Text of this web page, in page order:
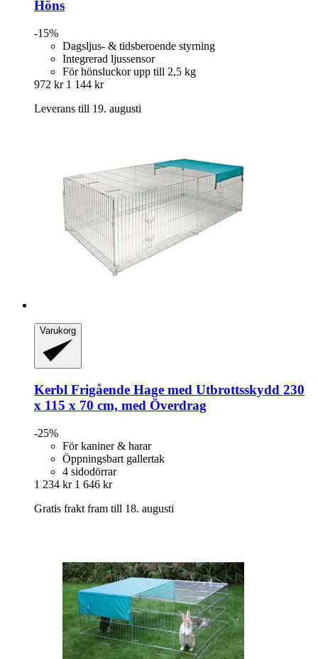
Höns
-15%
Dagsljus- & tidsberoende styrning
Integrerad ljussensor
För hönsluckor upp till 2,5 kg
972 kr 1 144 kr
Leverans till 19. augusti
Varukorg
Kerbl Frigående Hage med Utbrottsskydd 230
x 115 x 70 cm, med Överdrag
-25%
För kaniner & harar
Öppningsbart gallertak
4 sidodörrar
1 234 kr 1 646 kr
Gratis frakt fram till 18. augusti